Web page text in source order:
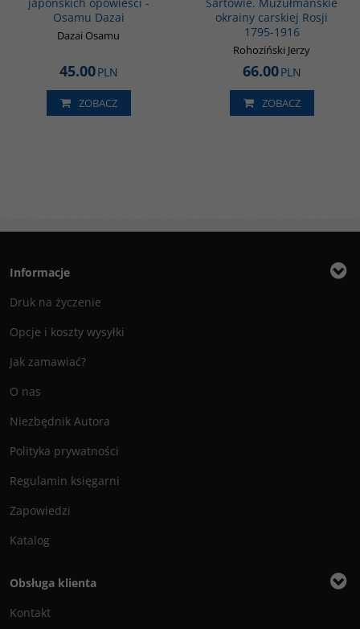
Osamu Dazai
Dazai Osamu
45.00PLN
ZOBACZ
okrainy carskiej Rosji
1795-1916
Rohoziński Jerzy
66.00PLN
ZOBACZ
Informacje
Druk na życzenie
Opcje i koszty wysyłki
Jak zamawiać?
O nas
Niezbędnik Autora
Polityka prywatności
Regulamin księgarni
Zapowiedzi
Katalog
Obsługa klienta
Kontakt